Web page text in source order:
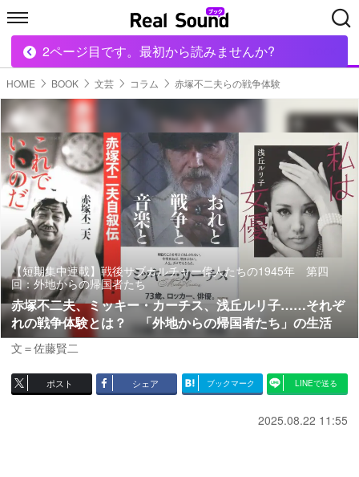
HOME MUSIC MOVIE TECH
HOME BOOK 文芸 コラム 赤塚不二夫らの戦争体験
【短期集中連載】戦後サブカルチャー偉人たちの1945年 第四
回：外地からの帰国者たち
赤塚不二夫、ミッキー・カーチス、浅丘ルリ子……それぞ
れの戦争体験とは？ 「外地からの帰国者たち」の生活
文＝佐藤賢二
ポスト シェア ブックマーク LINEで送る
2025.08.22 11:55
2ページ目です。最初から読みませんか?